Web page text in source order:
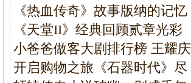
《热血传奇》故事版纳的记忆
《天堂II》经典回顾贰章光彩
小爸爸做客大剧排行榜 王耀庆
开启购物之旅《石器时代》尽